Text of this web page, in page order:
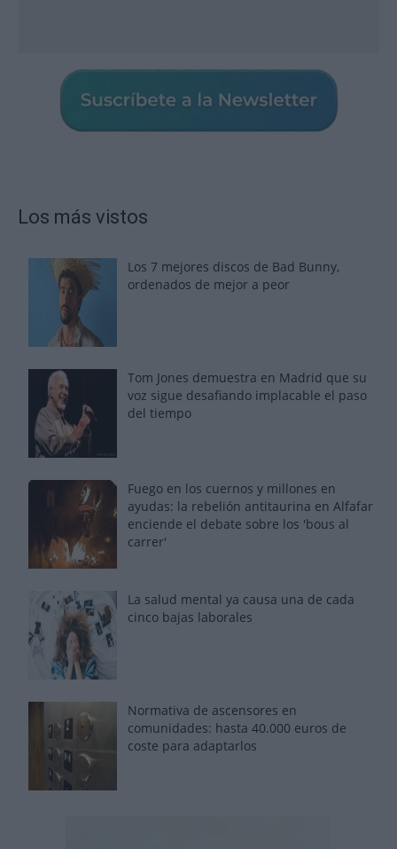
Los más vistos
Los 7 mejores discos de Bad Bunny,
ordenados de mejor a peor
Tom Jones demuestra en Madrid que su
voz sigue desafiando implacable el paso
del tiempo
Fuego en los cuernos y millones en
ayudas: la rebelión antitaurina en Alfafar
enciende el debate sobre los 'bous al
carrer'
La salud mental ya causa una de cada
cinco bajas laborales
Normativa de ascensores en
comunidades: hasta 40.000 euros de
coste para adaptarlos